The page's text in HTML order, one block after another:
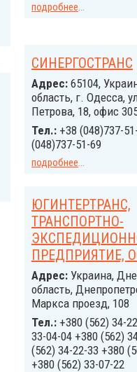
подробнее...
СИНЕРГОСТРАНС
Адрес: 65104,
область, г. Одесса,
Петрова, 18, офис
Тел.: +38 (048)737-
(048)737-51-69
подробнее...
ЮГИНТЕРТРАНС,
ТРАНСПОРТНО-
ПРЕДПРИЯТИЕ,
Адрес: Украина,
область,
Маркса проезд, 108
Тел.: +380 (562) 34-
33-04-04 +380 (562)
(562) 34-22-33 +380
+380 (562) 33-07-22